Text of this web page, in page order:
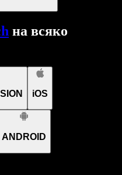
на всяко
iOS
ANDROID